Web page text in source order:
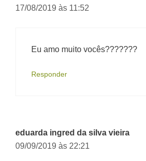
17/08/2019 às 11:52
Eu amo muito vocês???????
Responder
eduarda ingred da silva vieira
09/09/2019 às 22:21